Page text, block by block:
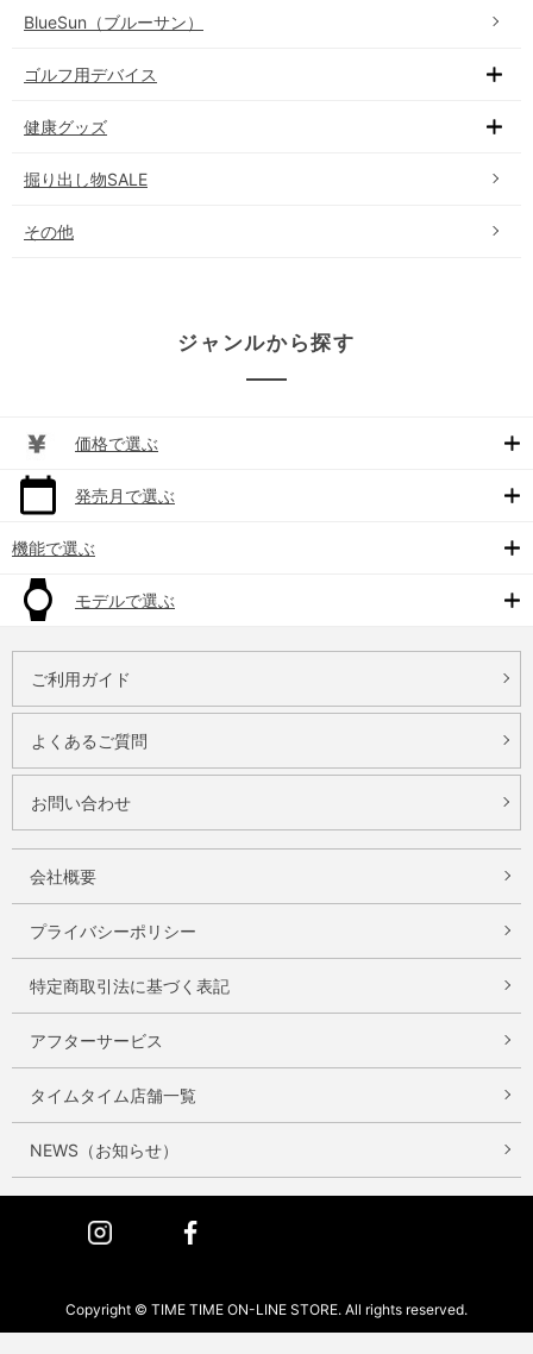
BlueSun（ブルーサン）
ゴルフ用デバイス
健康グッズ
掘り出し物SALE
その他
ジャンルから探す
価格で選ぶ
発売月で選ぶ
機能で選ぶ
モデルで選ぶ
ご利用ガイド
よくあるご質問
お問い合わせ
会社概要
プライバシーポリシー
特定商取引法に基づく表記
アフターサービス
タイムタイム店舗一覧
NEWS（お知らせ）
Instagram
Copyright © TIME TIME ON-LINE STORE. All rights reserved.